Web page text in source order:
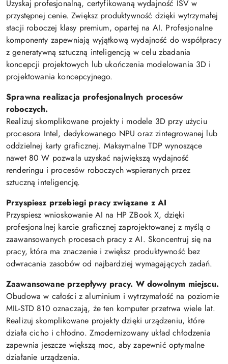
Uzyskaj profesjonalną, certyfikowaną wydajność ISV w
przystępnej cenie. Zwiększ produktywność dzięki wytrzymałej
stacji roboczej klasy premium, opartej na AI. Profesjonalne
komponenty zapewniają wyjątkową wydajność do współpracy
z generatywną sztuczną inteligencją w celu zbadania
koncepcji projektowych lub ukończenia modelowania 3D i
projektowania koncepcyjnego.
Sprawna realizacja profesjonalnych procesów
roboczych.
Realizuj skomplikowane projekty i modele 3D przy użyciu
procesora Intel, dedykowanego NPU oraz zintegrowanej lub
oddzielnej karty graficznej. Maksymalne TDP wynoszące
nawet 80 W pozwala uzyskać największą wydajność
renderingu i procesów roboczych wspieranych przez
sztuczną inteligencję.
Przyspiesz przebiegi pracy związane z AI
Przyspiesz wnioskowanie AI na HP ZBook X, dzięki
profesjonalnej karcie graficznej zaprojektowanej z myślą o
zaawansowanych procesach pracy z AI. Skoncentruj się na
pracy, która ma znaczenie i zwiększ produktywność bez
odwracania zasobów od najbardziej wymagających zadań.
Zaawansowane przepływy pracy. W dowolnym miejscu.
Obudowa w całości z aluminium i wytrzymałość na poziomie
MIL-STD 810 oznaczają, że ten komputer przetrwa wiele lat.
Realizuj skomplikowane projekty dzięki urządzeniu, które
działa cicho i chłodno. Zmodernizowany układ chłodzenia
zapewnia jeszcze większą moc, aby zapewnić optymalne
działanie urządzenia.